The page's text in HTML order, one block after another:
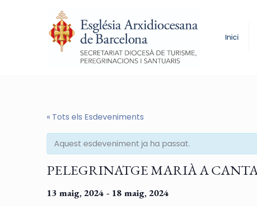
Inici
« Tots els Esdeveniments
Aquest esdeveniment ja ha passat.
PELEGRINATGE MARIÀ A
13 maig, 2024 - 18 maig, 2024